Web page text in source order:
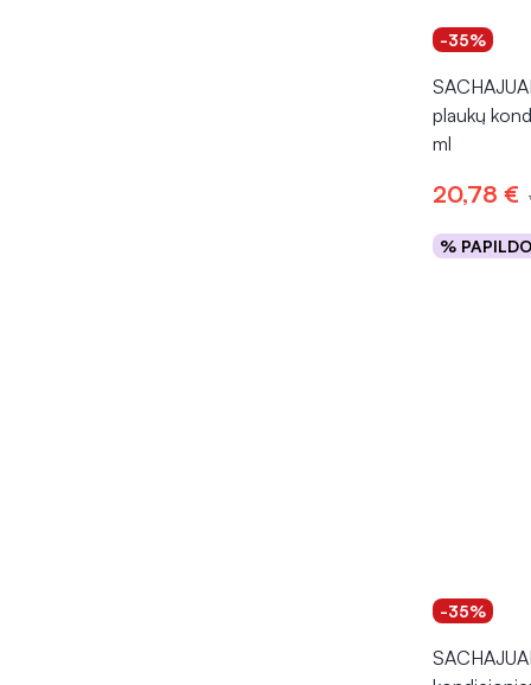
-35%
plaukų
ml
20,78 €
%
Į
-35%